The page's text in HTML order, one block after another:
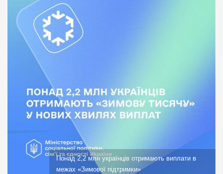
Понад 2,2 млн українців отримають виплати в
межах «Зимової підтримки»